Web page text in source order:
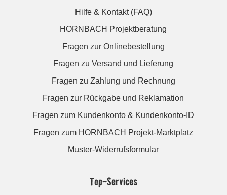
Hilfe & Kontakt (FAQ)
HORNBACH Projektberatung
Fragen zur Onlinebestellung
Fragen zu Versand und Lieferung
Fragen zu Zahlung und Rechnung
Fragen zur Rückgabe und Reklamation
Fragen zum Kundenkonto & Kundenkonto-ID
Fragen zum HORNBACH Projekt-Marktplatz
Muster-Widerrufsformular
Top-Services